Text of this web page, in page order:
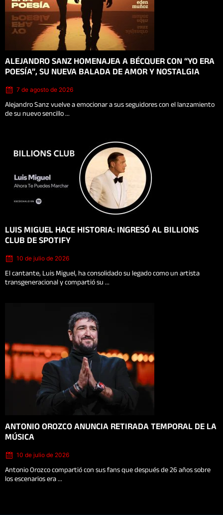
ALEJANDRO SANZ HOMENAJEA A BÉCQUER CON “YO ERA
POESÍA”, SU NUEVA BALADA DE AMOR Y NOSTALGIA
Posted
on
7 de agosto de 2026
Alejandro Sanz vuelve a emocionar a sus seguidores con el lanzamiento
de su nuevo sencillo ...
LUIS MIGUEL HACE HISTORIA: INGRESÓ AL BILLIONS
CLUB DE SPOTIFY
Posted
on
10 de julio de 2026
El cantante, Luis Miguel, ha consolidado su legado como un artista
transgeneracional y compartió su ...
ANTONIO OROZCO ANUNCIA RETIRADA TEMPORAL DE LA
MÚSICA
Posted
on
10 de julio de 2026
Antonio Orozco compartió con sus fans que después de 26 años sobre
los escenarios era ...